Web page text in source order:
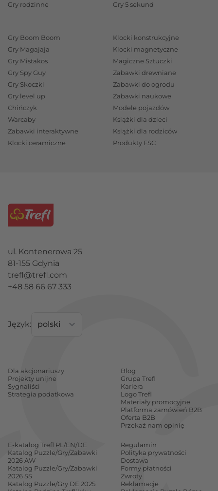
Gry rodzinne Gry 5 sekund
Gry Boom Boom
Gry Magajaja
Gry Mistakos
Gry Spy Guy
Gry Skoczki
Gry level up
Chińczyk
Warcaby
Zabawki interaktywne
Klocki ceramiczne
Klocki konstrukcyjne
Klocki magnetyczne
Magiczne Sztuczki
Zabawki drewniane
Zabawki do ogrodu
Zabawki naukowe
Modele pojazdów
Książki dla dzieci
Książki dla rodziców
Produkty FSC
ul. Kontenerowa 25
81-155 Gdynia
trefl@trefl.com
+48 58 66 67 333
Język:
Dla akcjonariuszy
Projekty unijne
Sygnaliści
Strategia podatkowa
Blog
Grupa Trefl
Kariera
Logo Trefl
Materiały promocyjne
Platforma zamówień B2B
Oferta B2B
Przekaż nam opinię
E-katalog Trefl PL/EN/DE
Katalog Puzzle/Gry/Zabawki
2026 AW
Katalog Puzzle/Gry/Zabawki
2026 SS
Katalog Puzzle/Gry DE 2025
Regulamin
Polityka prywatności
Dostawa
Formy płatności
Zwroty
Reklamacje